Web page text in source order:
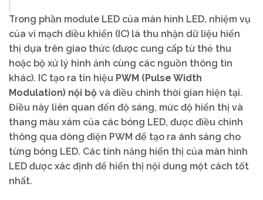
Trong phần module LED của màn hình LED, nhiệm vụ
của vi mạch điều khiển (IC) là thu nhận dữ liệu hiển
thị dựa trên giao thức (được cung cấp từ thẻ thu
hoặc bộ xử lý hình ảnh cùng các nguồn thông tin
khác). IC tạo ra tín hiệu PWM (Pulse Width
Modulation) nội bộ và điều chỉnh thời gian hiện tại.
Điều này liên quan đến độ sáng, mức độ hiển thị và
thang màu xám của các bóng LED, được điều chỉnh
thông qua dòng điện PWM để tạo ra ánh sáng cho
từng bóng LED. Các tính năng hiển thị của màn hình
LED được xác định để hiển thị nội dung một cách tốt
nhất.